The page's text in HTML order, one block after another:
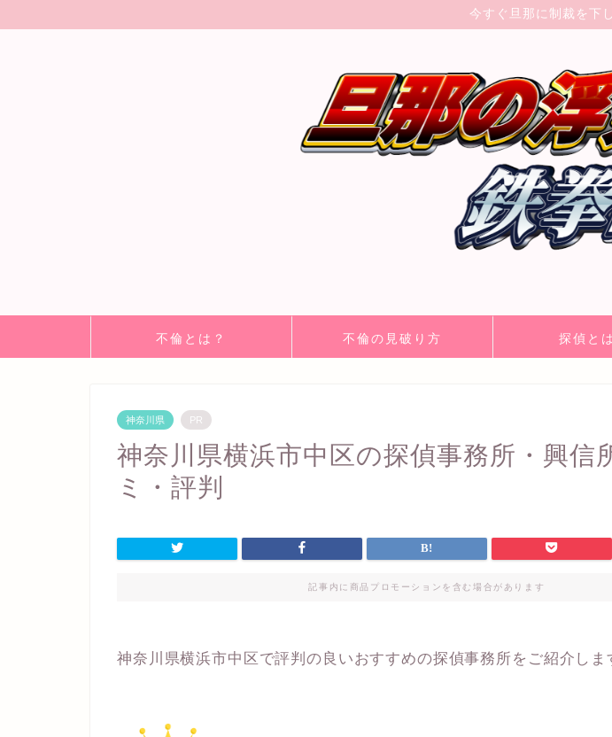
今すぐ旦那に制裁を下
不倫とは？ 不倫の見破り方 探偵と
神奈川県 PR
神奈川県横浜市中区の探偵事務所・興信
ミ・評判
記事内に商品プロモーションを含む場合があります
神奈川県横浜市中区で評判の良いおすすめの探偵事務所をご紹介しま